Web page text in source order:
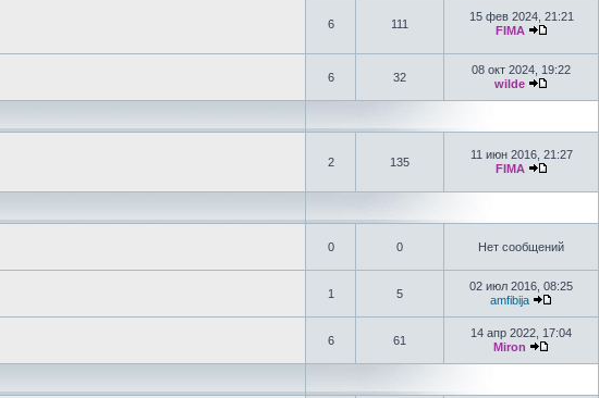
6 111
15 фев 2024, 21:21
FIMA
6 32
08 окт 2024, 19:22
wilde
2 135
11 июн 2016, 21:27
FIMA
0 0 Нет сообщений
1 5
02 июл 2016, 08:25
amfibija
6 61
14 апр 2022, 17:04
Miron